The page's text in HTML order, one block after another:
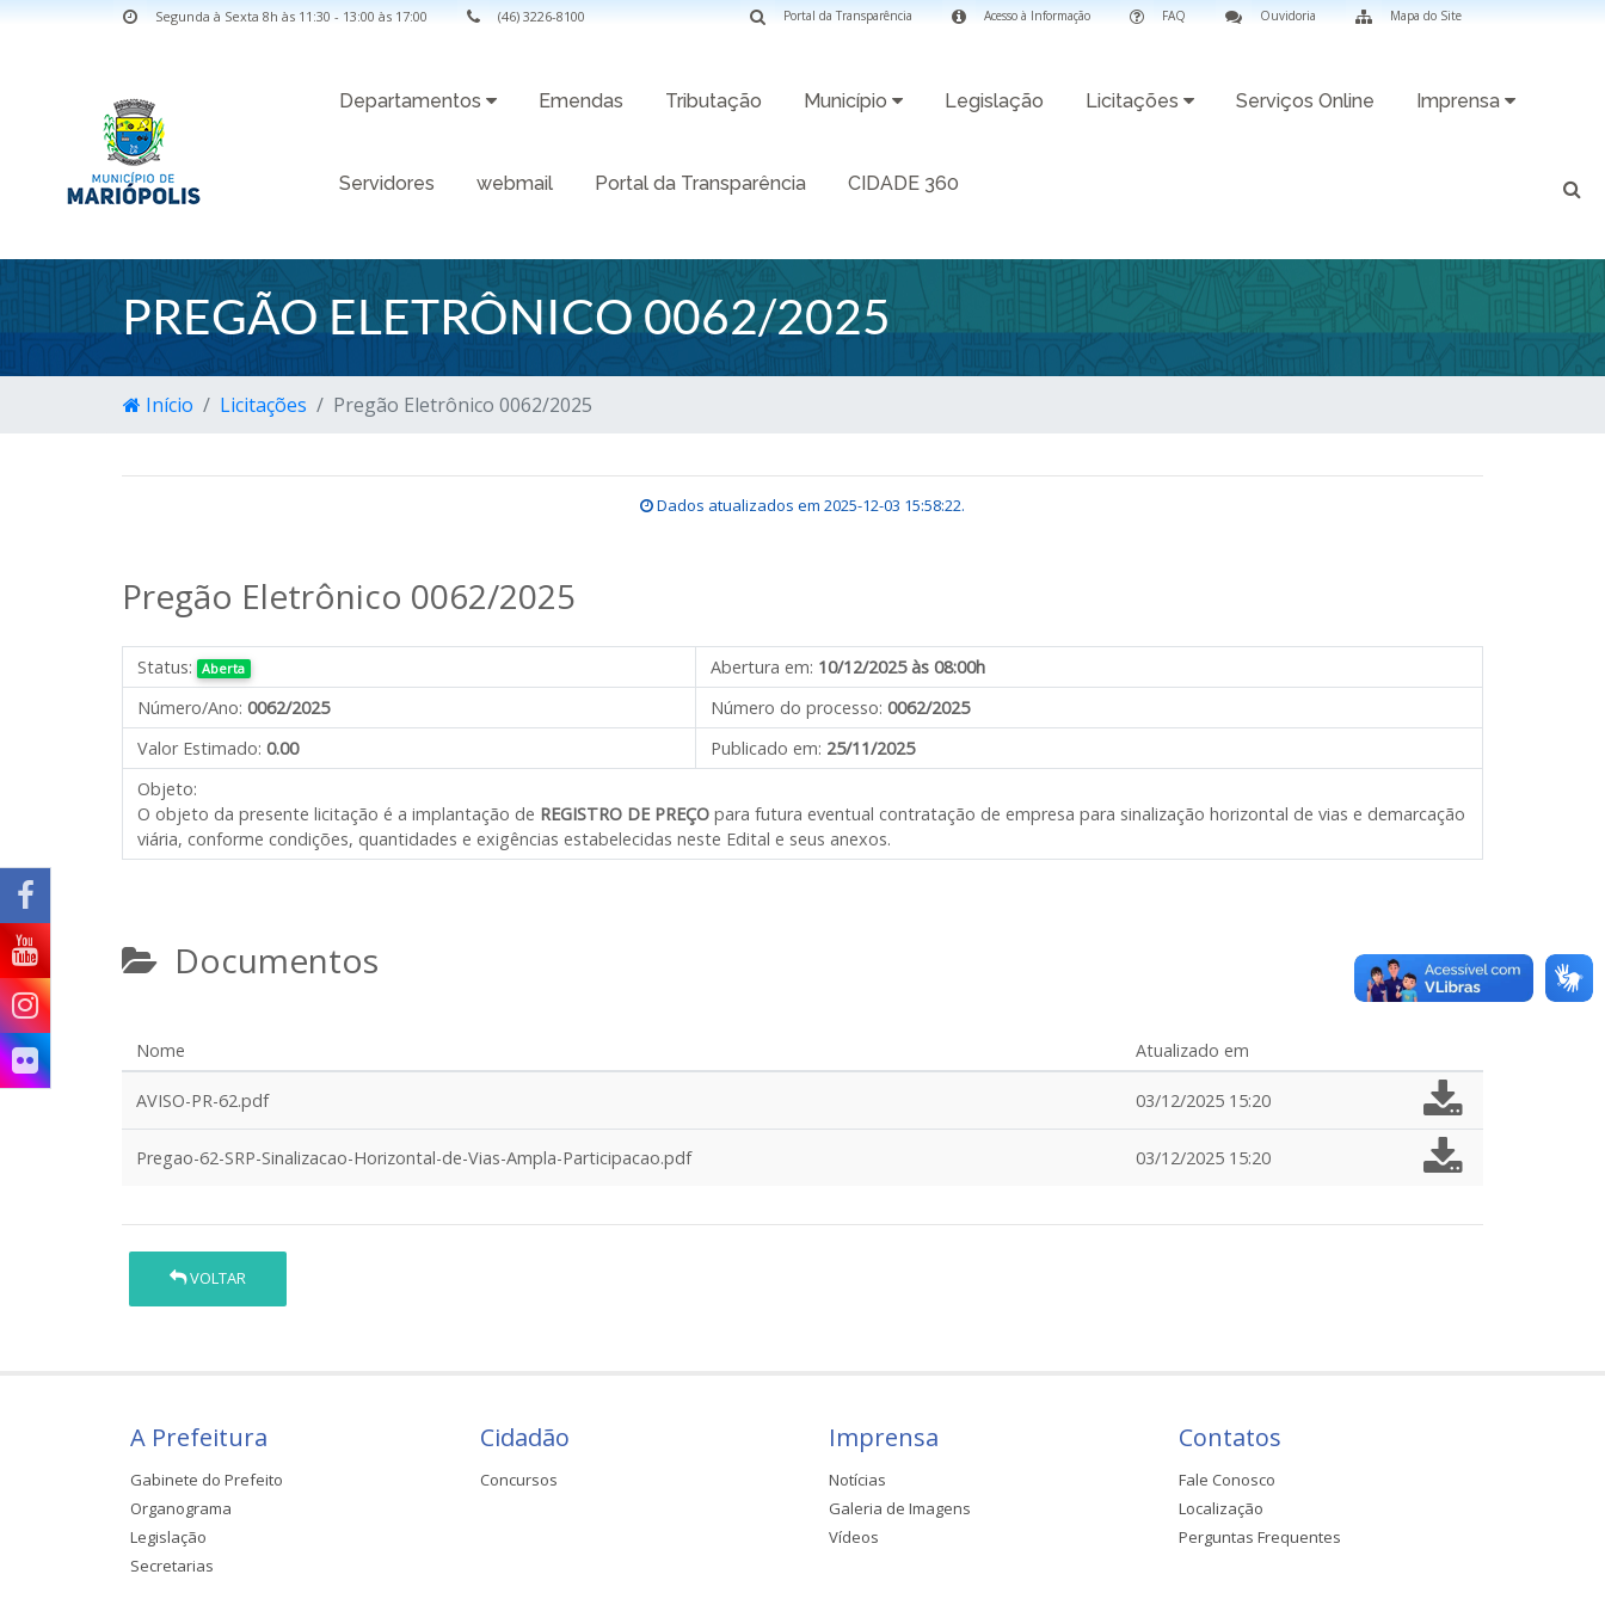
Segunda à Sexta 8h às 11:30 - 13:00 às 17:00 (46) 3226-8100 Mapa do Site
Ouvidoria
FAQ
Acesso à Informação
Portal da Transparência
Departamentos Emendas Tributação Município Legislação Licitações Serviços Online Imprensa
Servidores webmail Portal da Transparência CIDADE 360
PREGÃO ELETRÔNICO 0062/2025
Início Licitações Pregão Eletrônico 0062/2025
Dados atualizados em 2025-12-03 15:58:22.
Pregão Eletrônico 0062/2025
Status: Aberta Abertura em: 10/12/2025 às 08:00h
Número/Ano: 0062/2025 Número do processo: 0062/2025
Valor Estimado: 0.00 Publicado em: 25/11/2025
Objeto:
O objeto da presente licitação é a implantação de REGISTRO DE PREÇO para futura eventual contratação de empresa para sinalização horizontal de vias e demarcação
viária, conforme condições, quantidades e exigências estabelecidas neste Edital e seus anexos.
Documentos
Nome Atualizado em
AVISO-PR-62.pdf 03/12/2025 15:20
Pregao-62-SRP-Sinalizacao-Horizontal-de-Vias-Ampla-Participacao.pdf 03/12/2025 15:20
VOLTAR
A Prefeitura
Gabinete do Prefeito
Organograma
Legislação
Secretarias
Cidadão
Concursos
Imprensa
Notícias
Galeria de Imagens
Vídeos
Contatos
Fale Conosco
Localização
Perguntas Frequentes